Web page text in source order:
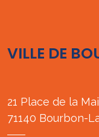
VILLE DE
21 Place de la
71140 Bourbon-